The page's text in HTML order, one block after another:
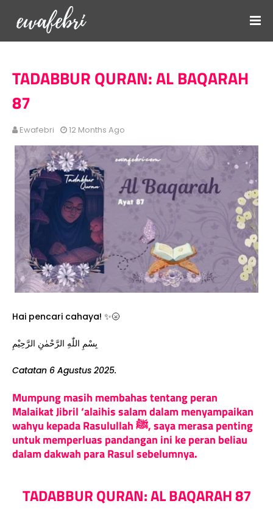
TADABBUR QURAN: AL BAQARAH
87
Ewafebri 12 Months Ago
Hai pencari cahaya! ✨🌝
بِسْمِ اللّٰهِ الرَّحْمٰنِ الرَّحِيْمِ
Catatan 6 Agustus 2025.
Mumpung masih membahas tentang peran
Malaikat Jibril ‘alaihis salam dalam menyampaikan
wahyu kepada Rasulullah ﷺ, saya merasa penting
untuk memperluas pandangan ini ke peran beliau
dalam dakwah para Rasul sebelumnya.
TADABBUR QURAN: AL BAQARAH 87